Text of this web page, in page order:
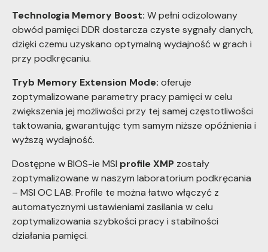
Technologia Memory Boost: W pełni odizolowany
obwód pamięci DDR dostarcza czyste sygnały danych,
dzięki czemu uzyskano optymalną wydajność w grach i
przy podkręcaniu.
Tryb Memory Extension Mode: oferuje
zoptymalizowane parametry pracy pamięci w celu
zwiększenia jej możliwości przy tej samej częstotliwości
taktowania, gwarantując tym samym niższe opóźnienia i
wyższą wydajność.
Dostępne w BIOS-ie MSI profile XMP zostały
zoptymalizowane w naszym laboratorium podkręcania
– MSI OC LAB. Profile te można łatwo włączyć z
automatycznymi ustawieniami zasilania w celu
zoptymalizowania szybkości pracy i stabilności
działania pamięci.